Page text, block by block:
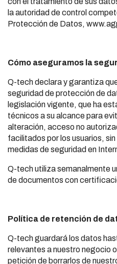
la autoridad de control
Protección de Datos,
Cómo aseguramos la
Q-tech declara y garantiza
seguridad de protección de
legislación vigente, que ha
técnicos a su alcance para
alteración, acceso no
facilitados por los usuarios,
medidas de seguridad en
Q-tech utiliza semanalmente
de documentos con
Política de retención de
Q-tech guardará los datos
relevantes a nuestro negocio
petición de borrarlos de